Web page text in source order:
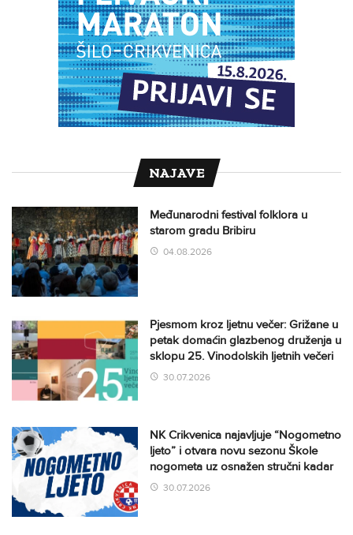
NAJAVE
Međunarodni festival folklora u
starom gradu Bribiru
04.08.2026
Pjesmom kroz ljetnu večer: Grižane u
petak domaćin glazbenog druženja u
sklopu 25. Vinodolskih ljetnih večeri
30.07.2026
NK Crikvenica najavljuje “Nogometno
ljeto” i otvara novu sezonu Škole
nogometa uz osnažen stručni kadar
30.07.2026